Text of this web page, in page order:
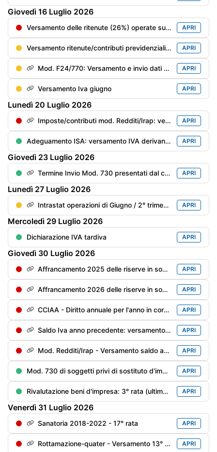
Giovedì 16 Luglio 2026
Versamento delle ritenute (26%) operate sui dividendi corrisposti nel 2° trimestre 2026 APRI
Versamento ritenute/contributi previdenziali del mese di giugno APRI
Mod. F24/770: Versamento e invio dati delle ritenute/trattenute operate APRI
Versamento Iva giugno APRI
Lunedì 20 Luglio 2026
Imposte/contributi mod. Redditi/Irap: versamento del saldo anno precedente e del 1° acconto anno in corso con la magg. dello 0,4% APRI
Adeguamento ISA: versamento IVA derivante dai maggiori ricavi/compensi dichiarati per migliorare il punteggio ISA con maggiorazione dello 0,40% APRI
Giovedì 23 Luglio 2026
Termine Invio Mod. 730 presentati dal contribuente dal 21/06 al 15/07 APRI
Lunedì 27 Luglio 2026
Intrastat operazioni di Giugno / 2° trimestre APRI
Mercoledì 29 Luglio 2026
Dichiarazione IVA tardiva APRI
Giovedì 30 Luglio 2026
Affrancamento 2025 delle riserve in sospensione - 2° rata dell'imposta sostitutiva con magg. 0,4% APRI
Affrancamento 2026 delle riserve in sospensione - 1° rata dell'imposta sostitutiva con magg. 0,4% APRI
CCIAA - Diritto annuale per l'anno in corso con la maggioraz. dello 0,4% APRI
Saldo Iva anno precedente: versamento del saldo a debito con la maggiorazione [pari a: (saldo al 16/03 x 1,6%) x 0,4%] APRI
Mod. Redditi/Irap - Versamento saldo anno precedente e 1° acconto anno in corso con maggiorazione dello 0,4% APRI
Mod. 730 di soggetti privi di sostituto d'imposta/deceduti entro il 28/02/anno precedente: versamento delle imposte risultanti dal Mod. 730 con la maggior. dello 0,4% APRI
Rivalutazione beni d'impresa: 3° rata (ultima) dell’imposta sostitutiva per la rivalutazione dei beni (risultanti dal bilancio al 31/12/2018 ed al 31/12/2022) con la maggiorazione dello 0,4% APRI
Venerdì 31 Luglio 2026
Sanatoria 2018-2022 - 17° rata APRI
Rottamazione-quater - Versamento 13° di 18 rate trimestrali APRI